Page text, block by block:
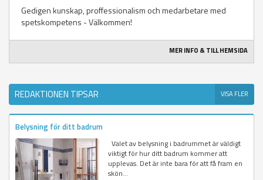
Gedigen kunskap, proffessionalism och medarbetare med
spetskompetens - Välkommen!
MER INFO & TILL HEMSIDA
REDAKTIONEN TIPSAR VISA FLER
Belysning för ditt badrum
Valet av belysning i badrummet är väldigt
viktigt för hur ditt badrum kommer att
upplevas. Det är inte bara för att få fram en
skön...